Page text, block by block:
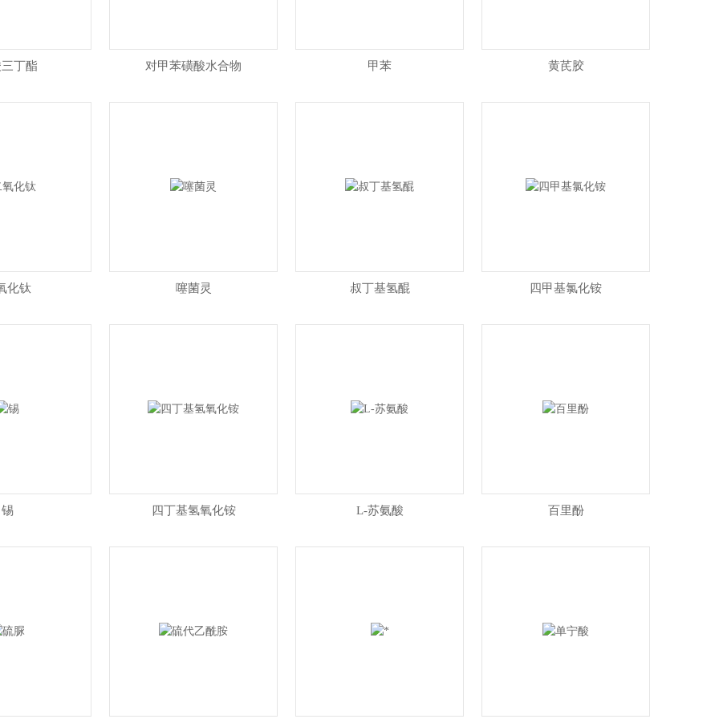
丁酯 对甲苯磺酸水合物 甲苯 黄芪胶
化钛 噻菌灵 叔丁基氢醌 四甲基氯化铵
锡 四丁基氢氧化铵 L-苏氨酸 百里酚